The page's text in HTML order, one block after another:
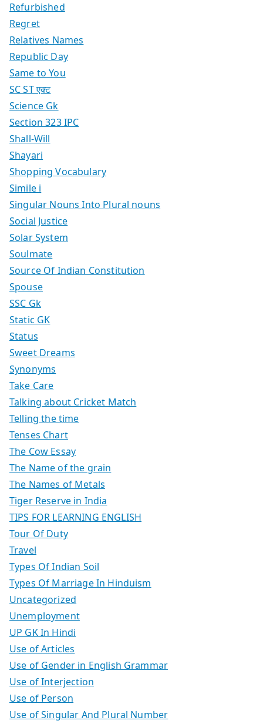
Refurbished
Regret
Relatives Names
Republic Day
Same to You
SC ST एक्ट
Science Gk
Section 323 IPC
Shall-Will
Shayari
Shopping Vocabulary
Simile i
Singular Nouns Into Plural nouns
Social Justice
Solar System
Soulmate
Source Of Indian Constitution
Spouse
SSC Gk
Static GK
Status
Sweet Dreams
Synonyms
Take Care
Talking about Cricket Match
Telling the time
Tenses Chart
The Cow Essay
The Name of the grain
The Names of Metals
Tiger Reserve in India
TIPS FOR LEARNING ENGLISH
Tour Of Duty
Travel
Types Of Indian Soil
Types Of Marriage In Hinduism
Uncategorized
Unemployment
UP GK In Hindi
Use of Articles
Use of Gender in English Grammar
Use of Interjection
Use of Person
Use of Singular And Plural Number